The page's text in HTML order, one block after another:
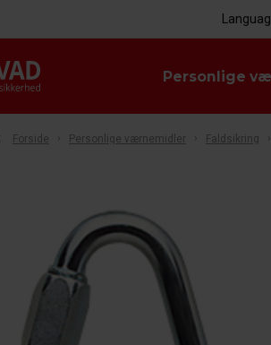
Personlige
Forside Personlige værnemidler Faldsikring